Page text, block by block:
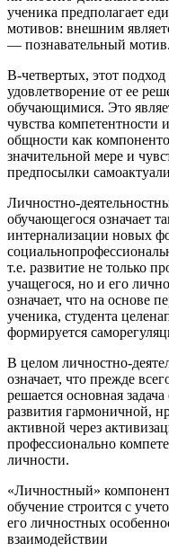
ученика предполагает
мотивов: внешним
— познавательный мотив.
В-четвертых, этот подход
удовлетворение от ее
обучающимися. Это
чувства компетентности
общности как
значительной мере и
предпосылки
Личностно-
обучающегося означает
интернализации новых
т.е. развитие не только
учащегося, но и его
означает, что на основе
ученика, студента
формируется
В целом личностно-
означает, что прежде
решается основная
развития гармоничной,
активной через
профессионально
личности.
«Личностный» компонент
обучение строится с
его личностных
взаимодействии